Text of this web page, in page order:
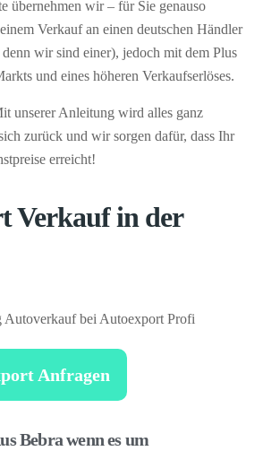
übernehmen wir – für Sie genauso
Verkauf an einen deutschen Händler
denn wir sind einer), jedoch mit dem Plus
und eines höheren Verkaufserlöses.
unserer Anleitung wird alles ganz
zurück und wir sorgen dafür, dass Ihr
erreicht!
Verkauf in der
Anfragen
Bebra wenn es um